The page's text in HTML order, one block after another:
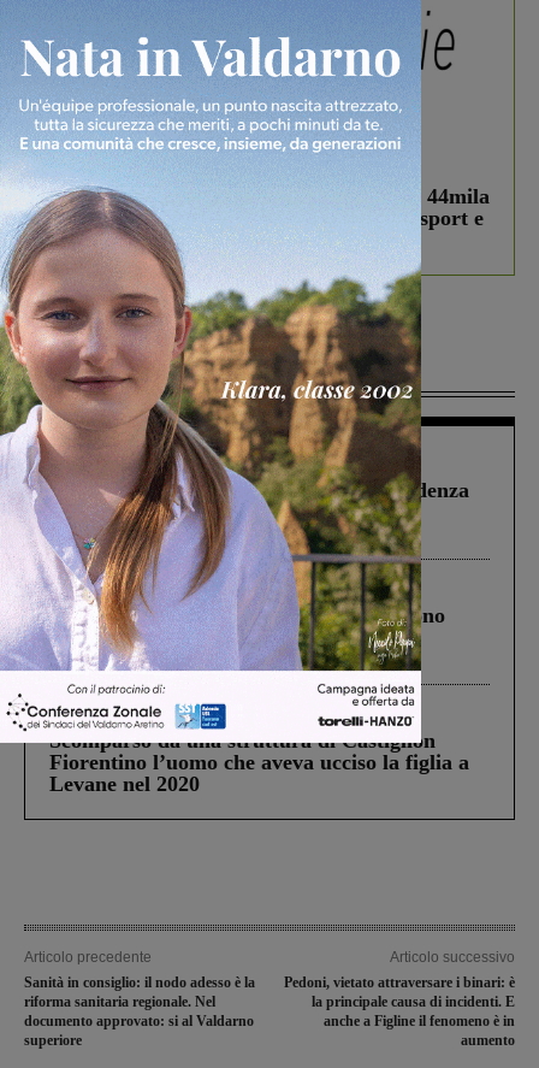
In vetrina 3 Agosto 2026
Estra Notizie agosto: Smart Cities, oltre 44mila
studenti coinvolti, torna il bando per lo sport e
debutta il podcast Estrair
Più lette
Figline Incisa Valdarno 1 Agosto 2026
Piscina di Figline finanziata oltre la scadenza
Pnrr, il gruppo di Fratelli d’Italia: “Un
ringraziamento al Governo”
Cronaca 4 Agosto 2026
Un anno fa la strage in A1 in cui morirono
Gianni, Giulia e Franco. Lo schianto, il
processo, lo stop ai sorpassi fra tir....
Cronaca 3 Agosto 2026
Scomparso da una struttura di Castiglion
Fiorentino l’uomo che aveva ucciso la figlia a
Levane nel 2020
Articolo precedente
Sanità in consiglio: il nodo adesso è la
riforma sanitaria regionale. Nel
documento approvato: si al Valdarno
superiore
Articolo successivo
Pedoni, vietato attraversare i binari: è
la principale causa di incidenti. E
anche a Figline il fenomeno è in
aumento